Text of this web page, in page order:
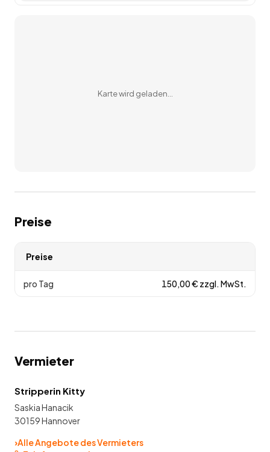
Karte wird geladen…
Preise
Preise
pro Tag 150,00€ zzgl. MwSt.
Vermieter
Stripperin Kitty
Saskia Hanacik
30159 Hannover
›Alle Angebote des Vermieters